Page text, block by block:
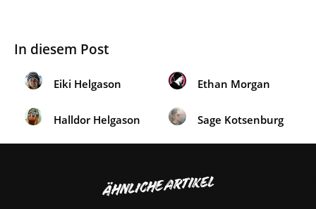
In diesem Post
Eiki Helgason Ethan Morgan
Halldor Helgason Sage Kotsenburg
ÄHNLICHE ARTIKEL